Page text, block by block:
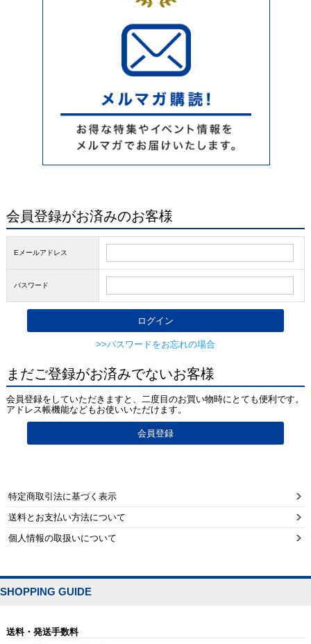
会員登録がお済みのお客様
Eメールアドレス
パスワード
>>パスワードをお忘れの場合
まだご登録がお済みでないお客様
会員登録をしていただきますと、二度目のお買い物時にとても便利です。
アドレス帳機能などもお使いいただけます。
特定商取引法に基づく表示
送料とお支払い方法について
個人情報の取扱いについて
SHOPPING GUIDE
送料・発送手数料